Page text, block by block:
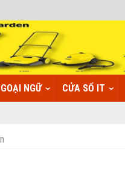
NGỮ CỬA SỔ IT